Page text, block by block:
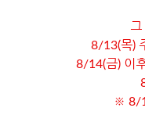
그
8/13(목)
8/14(금) 이
※ 8/